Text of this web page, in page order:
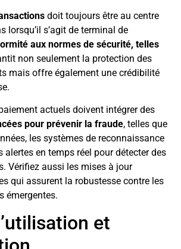
doit toujours être au centre
lorsqu’il s’agit de terminal de
aux normes de sécurité, telles
non seulement la protection des
mais offre également une crédibilité
actuels doivent intégrer des
pour prévenir la fraude, telles que
les systèmes de reconnaissance
alertes en temps réel pour détecter des
Vérifiez aussi les mises à jour
qui assurent la robustesse contre les
émergentes.
et